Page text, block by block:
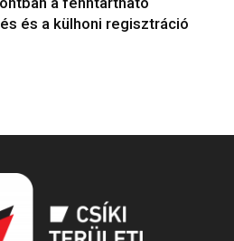
és a külhoni regisztráció